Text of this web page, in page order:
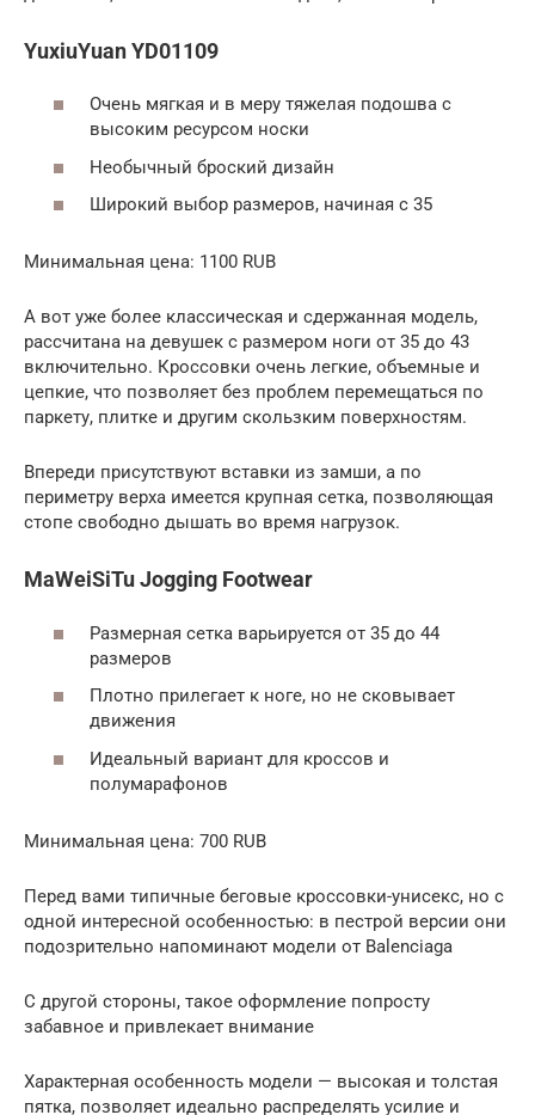
YuxiuYuan YD01109
Очень мягкая и в меру тяжелая подошва с
высоким ресурсом носки
Необычный броский дизайн
Широкий выбор размеров, начиная с 35
Минимальная цена: 1100 RUB
А вот уже более классическая и сдержанная модель,
рассчитана на девушек с размером ноги от 35 до 43
включительно. Кроссовки очень легкие, объемные и
цепкие, что позволяет без проблем перемещаться по
паркету, плитке и другим скользким поверхностям.
Впереди присутствуют вставки из замши, а по
периметру верха имеется крупная сетка, позволяющая
стопе свободно дышать во время нагрузок.
MaWeiSiTu Jogging Footwear
Размерная сетка варьируется от 35 до 44
размеров
Плотно прилегает к ноге, но не сковывает
движения
Идеальный вариант для кроссов и
полумарафонов
Минимальная цена: 700 RUB
Перед вами типичные беговые кроссовки-унисекс, но с
одной интересной особенностью: в пестрой версии они
подозрительно напоминают модели от Balenciaga
С другой стороны, такое оформление попросту
забавное и привлекает внимание
Характерная особенность модели — высокая и толстая
пятка, позволяет идеально распределять усилие и